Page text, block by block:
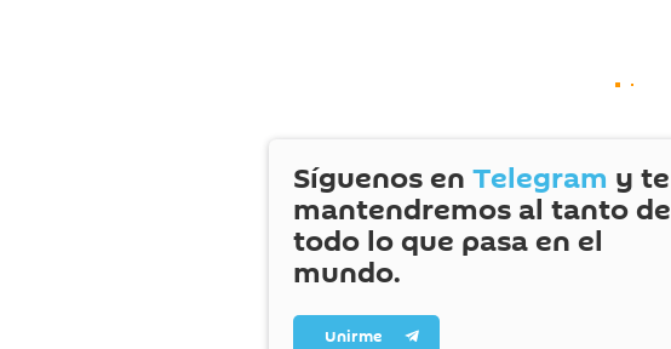
Síguenos en Telegram y te
mantendremos al tanto de
todo lo que pasa en el
mundo.
Unirme